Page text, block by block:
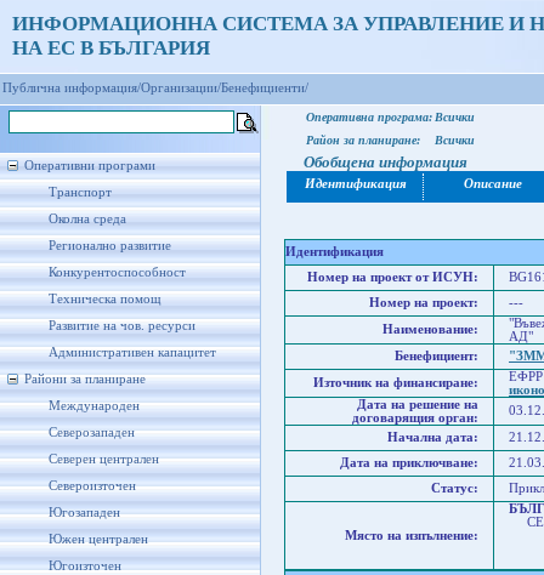
ИНФОРМАЦИОННА СИСТЕМА ЗА УПРАВЛЕНИЕ И
НА ЕС В БЪЛГАРИЯ
Публична информация/Организации/Бенефициенти/
Оперативни програми
Транспорт
Околна среда
Регионално развитие
Конкурентоспособност
Техническа помощ
Развитие на чов. ресурси
Административен капацитет
Райони за планиране
Международен
Северозападен
Северен централен
Североизточен
Югозападен
Южен централен
Югоизточен
Оперативна програма: Всички
Район за планиране:
Всички
Обобщена информация
Идентификация Описание
Идентификация
Номер на проект от ИСУН:
Номер на проект:
---
Наименование:
АД"
Бенефициент:
Източник на финансиране:
Дата на решение на
договарящия орган:
Начална дата:
Дата на приключване:
Статус:
Място на изпълнение: